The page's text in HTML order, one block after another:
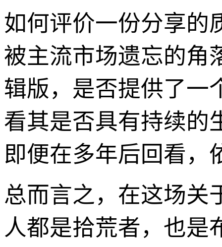
如何评价一份分享的
被主流市场遗忘的角
辑版，是否提供了一
看其是否具有持续的
即便在多年后回看，
总而言之，在这场关
人都是拾荒者，也是